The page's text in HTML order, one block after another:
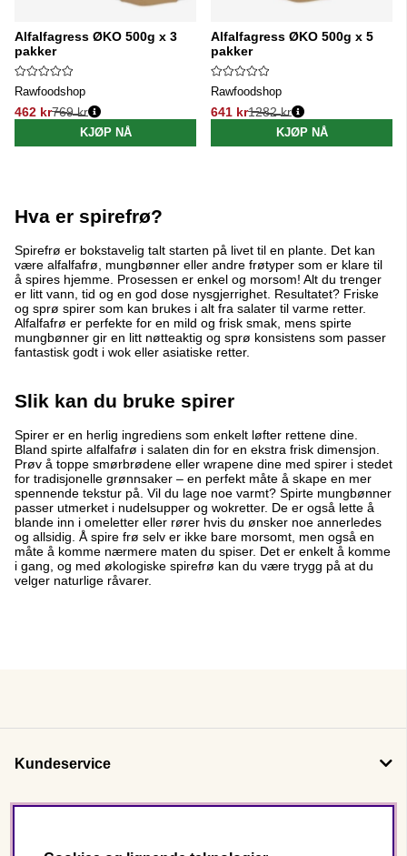
Alfalfagress ØKO 500g x 3
pakker
Rawfoodshop
462 kr
Vanlig pris:
769 kr
KJØP NÅ
Alfalfagress ØKO 500g x 5
pakker
Rawfoodshop
641 kr
Vanlig pris:
1282 kr
KJØP NÅ
Hva er spirefrø?
Spirefrø er bokstavelig talt starten på livet til en plante. Det kan
være alfalfafrø, mungbønner eller andre frøtyper som er klare til
å spires hjemme. Prosessen er enkel og morsom! Alt du trenger
er litt vann, tid og en god dose nysgjerrighet. Resultatet? Friske
og sprø spirer som kan brukes i alt fra salater til varme retter.
Alfalfafrø er perfekte for en mild og frisk smak, mens spirte
mungbønner gir en litt nøtteaktig og sprø konsistens som passer
fantastisk godt i wok eller asiatiske retter.
Slik kan du bruke spirer
Spirer er en herlig ingrediens som enkelt løfter rettene dine.
Bland spirte alfalfafrø i salaten din for en ekstra frisk dimensjon.
Prøv å toppe smørbrødene eller wrapene dine med spirer i stedet
for tradisjonelle grønnsaker – en perfekt måte å skape en mer
spennende tekstur på. Vil du lage noe varmt? Spirte mungbønner
passer utmerket i nudelsupper og wokretter. De er også lette å
blande inn i omeletter eller rører hvis du ønsker noe annerledes
og allsidig. Å spire frø selv er ikke bare morsomt, men også en
måte å komme nærmere maten du spiser. Det er enkelt å komme
i gang, og med økologiske spirefrø kan du være trygg på at du
velger naturlige råvarer.
Kundeservice